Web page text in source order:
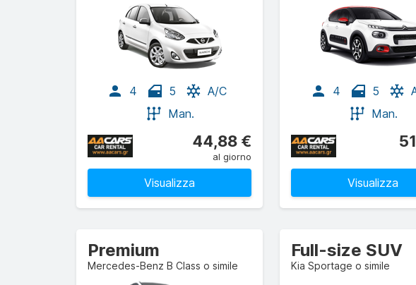
4 5
A/C
Man.
44,88 €
al giorno
Visualizza
4 5
Man.
Visualizza
Premium
Mercedes-Benz B Class o simile
Full-size SUV
Kia Sportage o simile